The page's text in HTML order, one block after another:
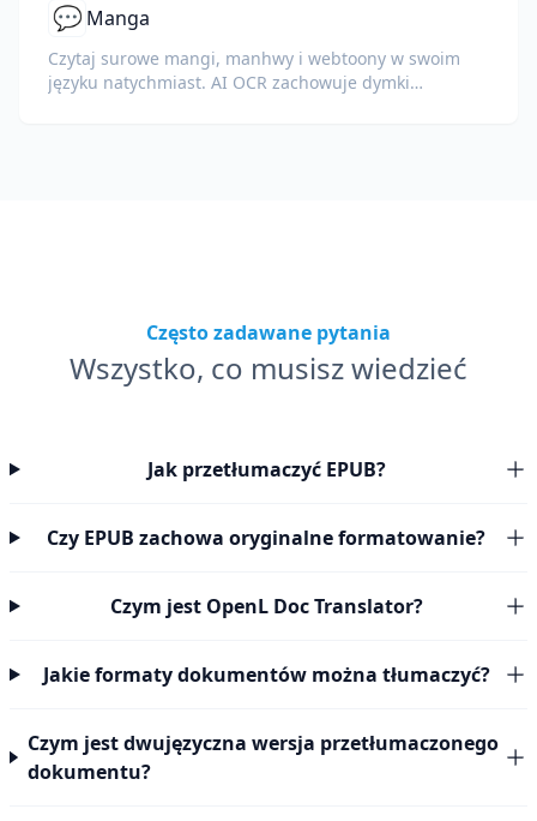
💬 Manga
Czytaj surowe mangi, manhwy i webtoony w swoim
języku natychmiast. AI OCR zachowuje dymki
Często zadawane pytania
Wszystko, co musisz wiedzieć
Jak przetłumaczyć EPUB?
Czy EPUB zachowa oryginalne formatowanie?
Czym jest OpenL Doc Translator?
Jakie formaty dokumentów można tłumaczyć?
Czym jest dwujęzyczna wersja przetłumaczonego
dokumentu?